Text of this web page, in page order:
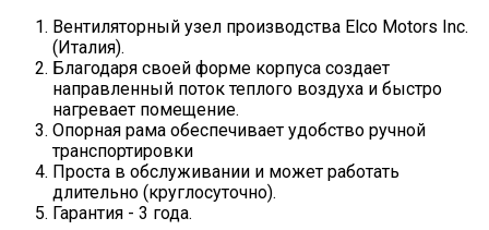
Вентиляторный узел производства Elco Motors Inc.
(Италия).
Благодаря своей форме корпуса создает
направленный поток теплого воздуха и быстро
нагревает помещение.
Опорная рама обеспечивает удобство ручной
транспортировки
Проста в обслуживании и может работать
длительно (круглосуточно).
Гарантия - 3 года.